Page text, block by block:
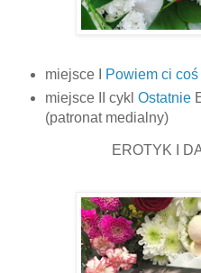
miejsce I Powiem ci coś
miejsce II cykl Ostatnie
(patronat medialny)
EROTYK I